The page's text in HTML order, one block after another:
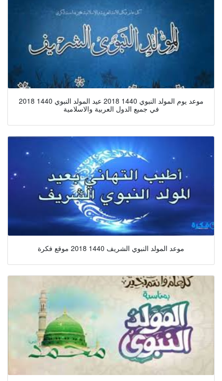
موعد يوم المولد النبوي 1440 2018 عيد المولد النبوي 1440 2018
في جميع الدول العربية والاسلامية
موعد المولد النبوي الشريف 1440 2018 موقع فكرة